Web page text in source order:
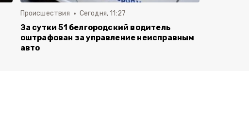
Происшествия Сегодня, 11:27
За сутки 51 белгородский водитель
оштрафован за управление неисправным
авто